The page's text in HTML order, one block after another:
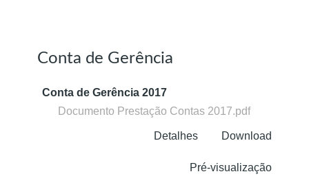
Conta de Gerência
Conta de Gerência 2017
Documento Prestação Contas 2017.pdf
Download
Detalhes
Pré-visualização